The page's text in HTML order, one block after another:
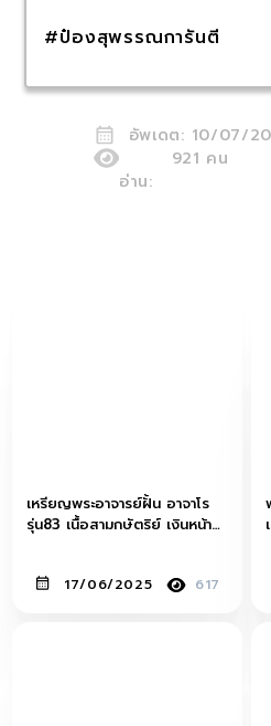
#ป๋องสุพรรณการันตี
อัพเดต: 10/07/
อ่าน:
921 คน
เหรียญพระอาจารย์ฝั้น อาจาโร
รุ่น83 เนื้อสามกษัตริย์ เงินหน้า
17/06/2025 617